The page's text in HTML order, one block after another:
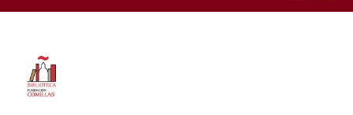
ACTUALIDAD